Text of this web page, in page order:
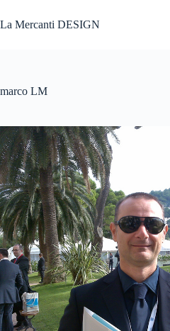
al
contenuto
La Mercanti DESIGN
marco LM